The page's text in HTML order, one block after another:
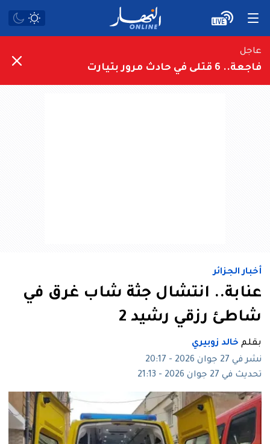
عاجل
فاجعة.. 6 قتلى في حادث مرور بتيارت
أخبار الجزائر
عنابة.. انتشال جثة شاب غرق في
شاطئ رزقي رشيد 2
بقلم خالد زوبيري
نشر في 27 جوان 2026 - 20:17
تحديث في 27 جوان 2026 - 21:13